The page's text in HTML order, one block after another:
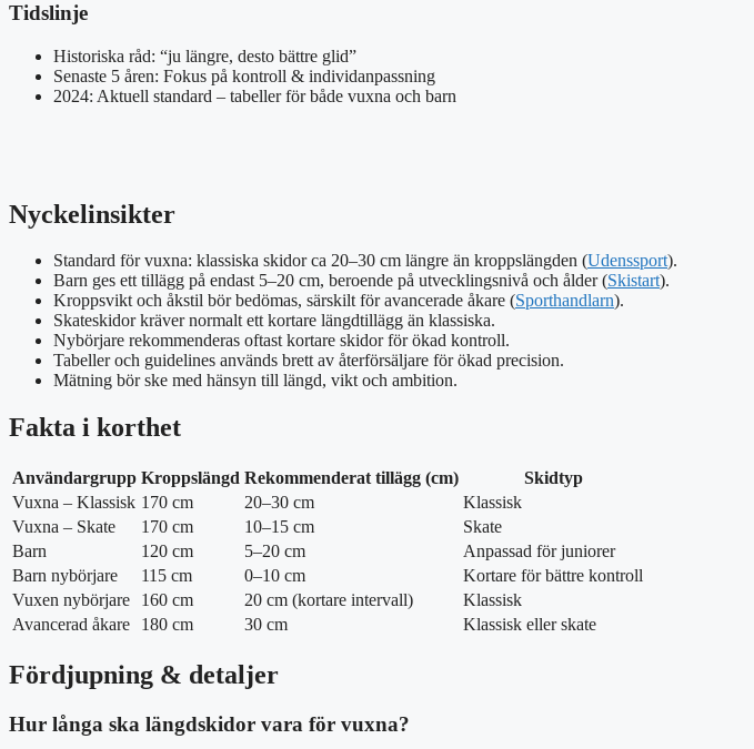
Tidslinje
Historiska råd: “ju längre, desto bättre glid”
Senaste 5 åren: Fokus på kontroll & individanpassning
2024: Aktuell standard – tabeller för både vuxna och barn
Nyckelinsikter
Standard för vuxna: klassiska skidor ca 20–30 cm längre än kroppslängden (Udenssport).
Barn ges ett tillägg på endast 5–20 cm, beroende på utvecklingsnivå och ålder (Skistart).
Kroppsvikt och åkstil bör bedömas, särskilt för avancerade åkare (Sporthandlarn).
Skateskidor kräver normalt ett kortare längdtillägg än klassiska.
Nybörjare rekommenderas oftast kortare skidor för ökad kontroll.
Tabeller och guidelines används brett av återförsäljare för ökad precision.
Mätning bör ske med hänsyn till längd, vikt och ambition.
Fakta i korthet
Användargrupp Kroppslängd Rekommenderat tillägg (cm)
Skidtyp
Vuxna – Klassisk 170 cm 20–30 cm
Klassisk
Vuxna – Skate
170 cm 10–15 cm
Skate
Barn
120 cm 5–20 cm
Anpassad för juniorer
Barn nybörjare
115 cm 0–10 cm
Kortare för bättre kontroll
Vuxen nybörjare
160 cm 20 cm (kortare intervall)
Klassisk
Avancerad åkare
180 cm 30 cm Klassisk eller skate
Fördjupning & detaljer
Hur långa ska längdskidor vara för vuxna?